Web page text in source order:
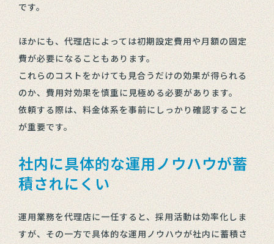
です。
ほかにも、代理店によっては初期設定費用や月額の固定
費が必要になることもあります。
これらのコストをかけても見合うだけの効果が得られる
のか、費用対効果を慎重に見極める必要があります。
依頼する際は、料金体系を事前にしっかり確認すること
が重要です。
社内に具体的な運用ノウハウが蓄
積されにくい
運用業務を代理店に一任すると、採用活動は効率化しま
すが、その一方で具体的な運用ノウハウが社内に蓄積さ